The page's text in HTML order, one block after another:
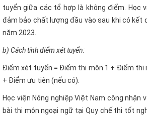
tuyển giữa các tổ hợp là không điểm. Học
đảm bảo chất lượng đầu vào sau khi có kết
năm 2023.
b) Cách tính điểm xét tuyển:
Điểm xét tuyển = Điểm thi môn 1 + Điểm thi
+ Điểm ưu tiên (nếu có).
Học viện Nông nghiệp Việt Nam công nhận
bài thi môn ngoại ngữ tại Quy chế thi tốt